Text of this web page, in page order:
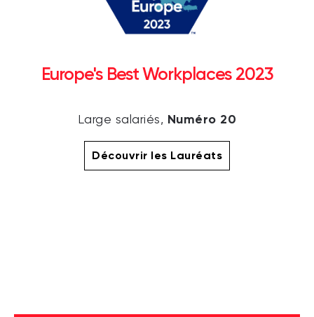
Europe's Best Workplaces 2023
Large salariés, Numéro 20
Découvrir les Lauréats